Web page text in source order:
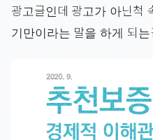
광고글인데 광고가 아닌척
기만이라는 말을 하게 되는